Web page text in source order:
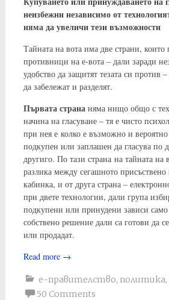
неизбежни независимо от
няма да увеличи тези възможности
Тайната на вота има две страни, които
противници на е-вота – дали заради
удобство да защитят тезата си против
да забележат и разделят.
Първата странаняма нищо общо с
начина на гласуване – тя е чисто
при нея е колко е възможно и
подкупен или заплашен да гласува по
другиго. По тази страна на тайната на
разлика между сегашното присъствено
кабинка, и от друга страна –
при двете технологии, дали група
подкупени или принудени зависи само
собствено решение дали са готови да
или продадат.
Read more →
е-правителство, политика,
50 Comments